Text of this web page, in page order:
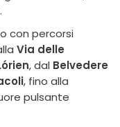
con percorsi
Via delle
, dal Belvedere
, fino alla
pulsante